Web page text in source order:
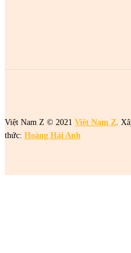
Việt Nam Z © 2021 Việt Nam Z.
thức: Hoàng Hải Anh